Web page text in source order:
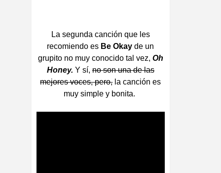
La segunda canción que les
recomiendo es Be Okay de un
grupito no muy conocido tal vez, Oh
Honey. Y sí,no son una de las
mejores voces, pero,la canción es
muy simple y bonita.